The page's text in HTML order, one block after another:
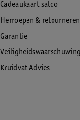
Cadeaukaart saldo
Herroepen & retourneren
Garantie
Kruidvat Advies